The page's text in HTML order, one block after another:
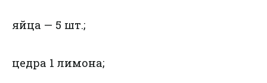
яйца — 5 шт.;
цедра 1 лимона;